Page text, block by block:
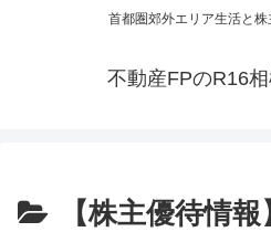
首都圏郊外エリア生活と
不動産FPのR16
【株主優待情報